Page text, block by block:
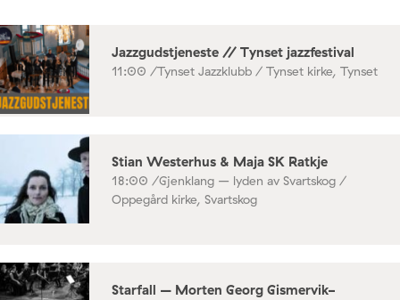
Jazzgudstjeneste // Tynset jazzfestival
11:00 /Tynset Jazzklubb / Tynset kirke, Tynset
Stian Westerhus & Maja SK Ratkje
18:00 /Gjenklang – lyden av Svartskog /
Oppegård kirke, Svartskog
Starfall – Morten Georg Gismervik-